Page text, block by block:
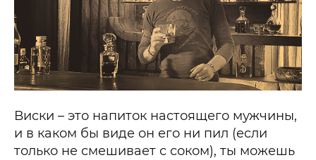
Виски – это напиток настоящего мужчины,
и в каком бы виде он его ни пил (если
только не смешивает с соком), ты можешь